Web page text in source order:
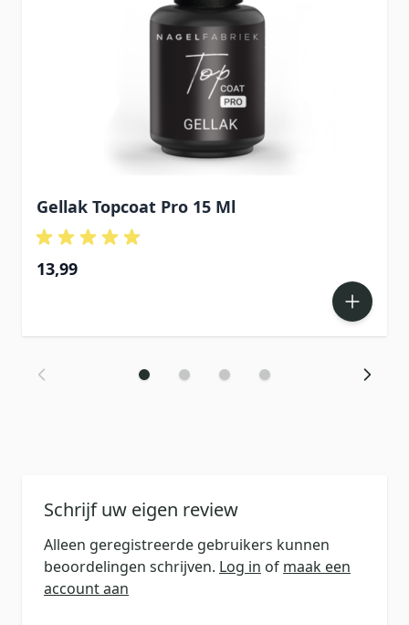
Gellak Topcoat Pro 15 Ml
13,99
Schrijf uw eigen review
Alleen geregistreerde gebruikers kunnen
beoordelingen schrijven. Log in of maak een
account aan